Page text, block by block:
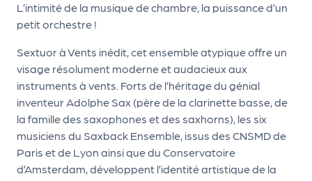
L’intimité de la musique de chambre, la puissance d’un
petit orchestre !
Sextuor à Vents inédit, cet ensemble atypique offre un
visage résolument moderne et audacieux aux
instruments à vents. Forts de l’héritage du génial
inventeur Adolphe Sax (père de la clarinette basse, de
la famille des saxophones et des saxhorns), les six
musiciens du Saxback Ensemble, issus des CNSMD de
Paris et de Lyon ainsi que du Conservatoire
d’Amsterdam, développent l’identité artistique de la
L
e
k
it
d
e
l'
o